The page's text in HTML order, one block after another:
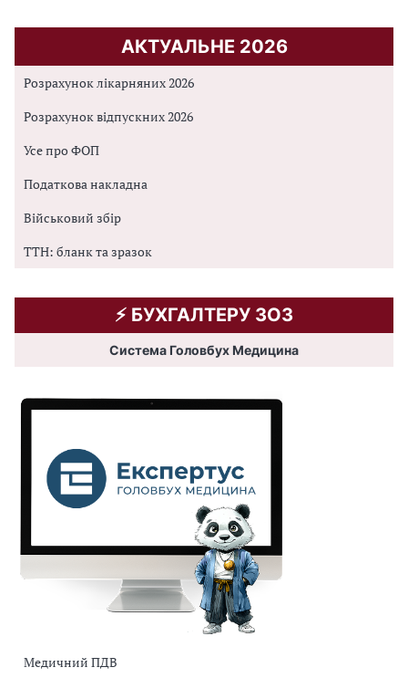
АКТУАЛЬНЕ 2026
Розрахунок лікарняних 2026
Розрахунок відпускних 2026
Усе про ФОП
Податкова накладна
Військовий збір
ТТН: бланк та зразок
⚡️ БУХГАЛТЕРУ ЗОЗ
Система Головбух Медицина
Медичний ПДВ